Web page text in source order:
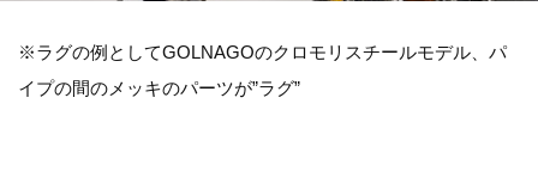
※ラグの例としてGOLNAGOのクロモリスチールモデル、パ
イプの間のメッキのパーツが”ラグ”